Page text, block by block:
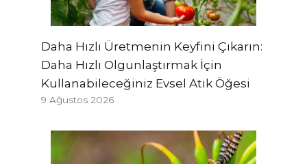
Daha Hızlı Üretmenin Keyfini Çıkarın:
Daha Hızlı Olgunlaştırmak İçin
Kullanabileceğiniz Evsel Atık Öğesi
9 Ağustos 2026